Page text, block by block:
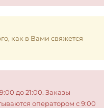
как в Вами свяжется
до 21:00. Заказы
оператором с 9:00